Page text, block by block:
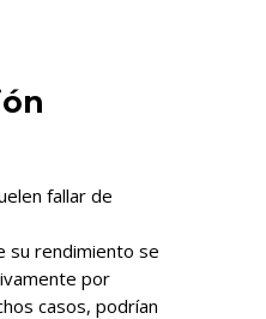
fallar de
su rendimiento se
por
casos, podrían